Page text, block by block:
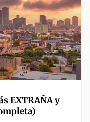
EXTRAÑA y